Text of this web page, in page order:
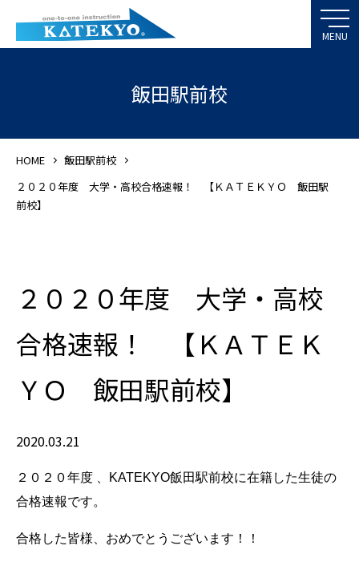
飯田駅前校
HOME
飯田駅前校
２０２０年度 大学・高校合格速報！ 【ＫＡＴＥＫＹＯ 飯田駅
前校】
２０２０年度 大学・高校
合格速報！ 【ＫＡＴＥＫ
ＹＯ 飯田駅前校】
2020.03.21
２０２０年度 、KATEKYO飯田駅前校に在籍した生徒の
合格速報です。
合格した皆様、おめでとうございます！！